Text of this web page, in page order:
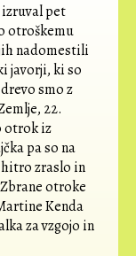
pet
otroškemu
nadomestili
javorji, ki so
smo z
22.
otrok iz
pa so na
zraslo in
otroke
Kenda
za vzgojo in